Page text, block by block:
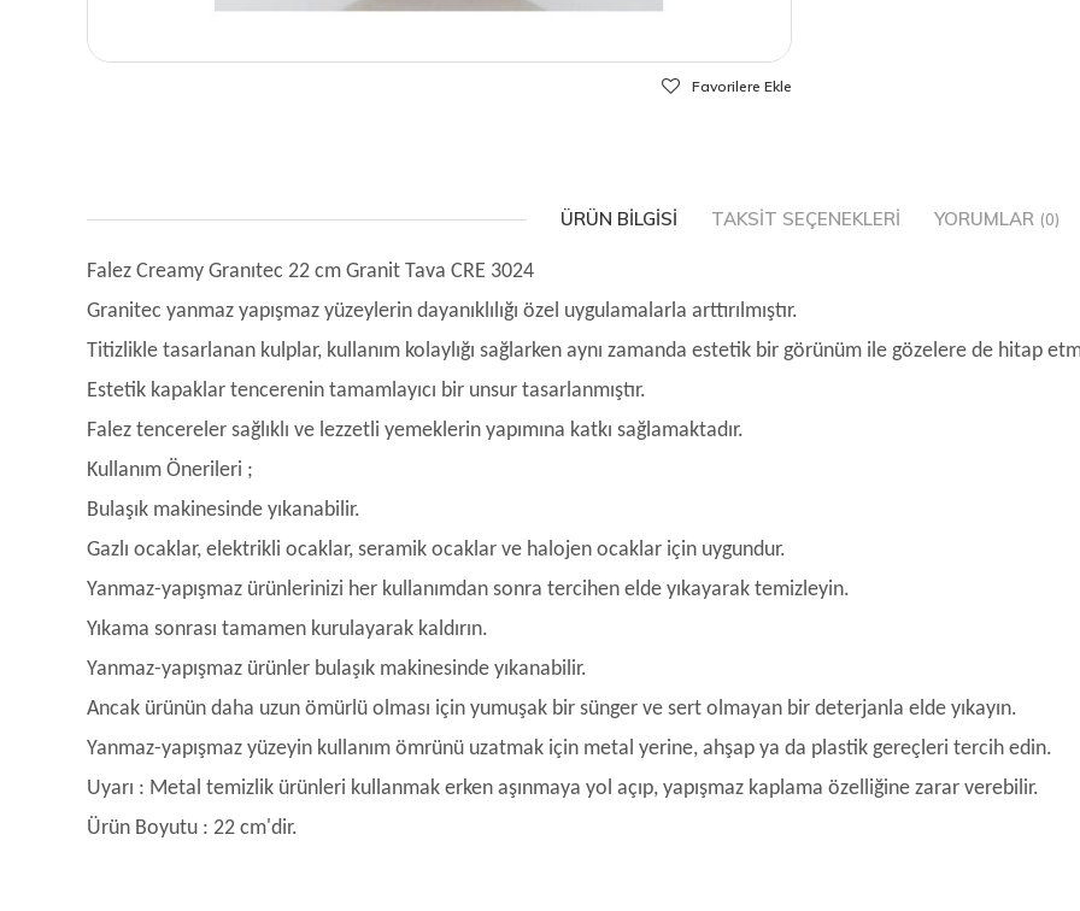
Favorilere Ekle
ÜRÜN BILGISI TAKSIT SEÇENEKLERI YORUMLAR (0)
Falez Creamy Granıtec 22 cm Granit Tava CRE 3024
Granitec yanmaz yapışmaz yüzeylerin dayanıklılığı özel uygulamalarla arttırılmıştır.
Titizlikle tasarlanan kulplar, kullanım kolaylığı sağlarken aynı zamanda estetik bir görünüm ile gözelere de hitap
Estetik kapaklar tencerenin tamamlayıcı bir unsur tasarlanmıştır.
Falez tencereler sağlıklı ve lezzetli yemeklerin yapımına katkı sağlamaktadır.
Kullanım Önerileri ;
Bulaşık makinesinde yıkanabilir.
Gazlı ocaklar, elektrikli ocaklar, seramik ocaklar ve halojen ocaklar için uygundur.
Yanmaz-yapışmaz ürünlerinizi her kullanımdan sonra tercihen elde yıkayarak temizleyin.
Yıkama sonrası tamamen kurulayarak kaldırın.
Yanmaz-yapışmaz ürünler bulaşık makinesinde yıkanabilir.
Ancak ürünün daha uzun ömürlü olması için yumuşak bir sünger ve sert olmayan bir deterjanla elde yıkayın.
Yanmaz-yapışmaz yüzeyin kullanım ömrünü uzatmak için metal yerine, ahşap ya da plastik gereçleri tercih edin.
Uyarı : Metal temizlik ürünleri kullanmak erken aşınmaya yol açıp, yapışmaz kaplama özelliğine zarar verebilir.
Ürün Boyutu : 22 cm'dir.